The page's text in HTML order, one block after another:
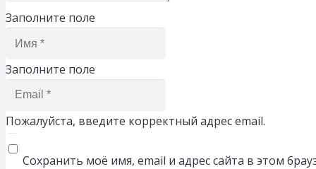
Заполните поле
Заполните поле
Пожалуйста, введите корректный адрес email.
Сохранить моё имя, email и адрес сайта в этом